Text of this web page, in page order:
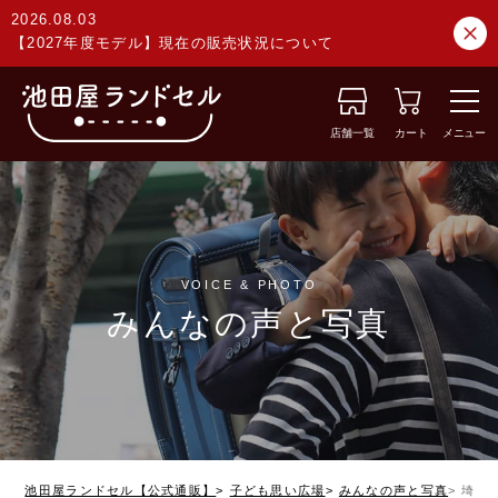
2026.08.03
【2027年度モデル】現在の販売状況について
店舗一覧 カート メニュー
VOICE & PHOTO
みんなの声と写真
池田屋ランドセル【公式通販】 子ども思い広場 みんなの声と写真 埼玉